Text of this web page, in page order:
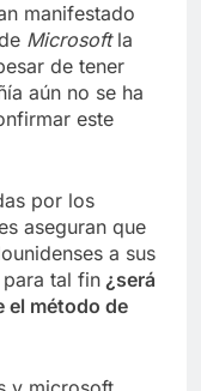
manifestado
Microsoftla
de tener
aún no se ha
este
por los
aseguran que
a sus
tal fin ¿será
el método de